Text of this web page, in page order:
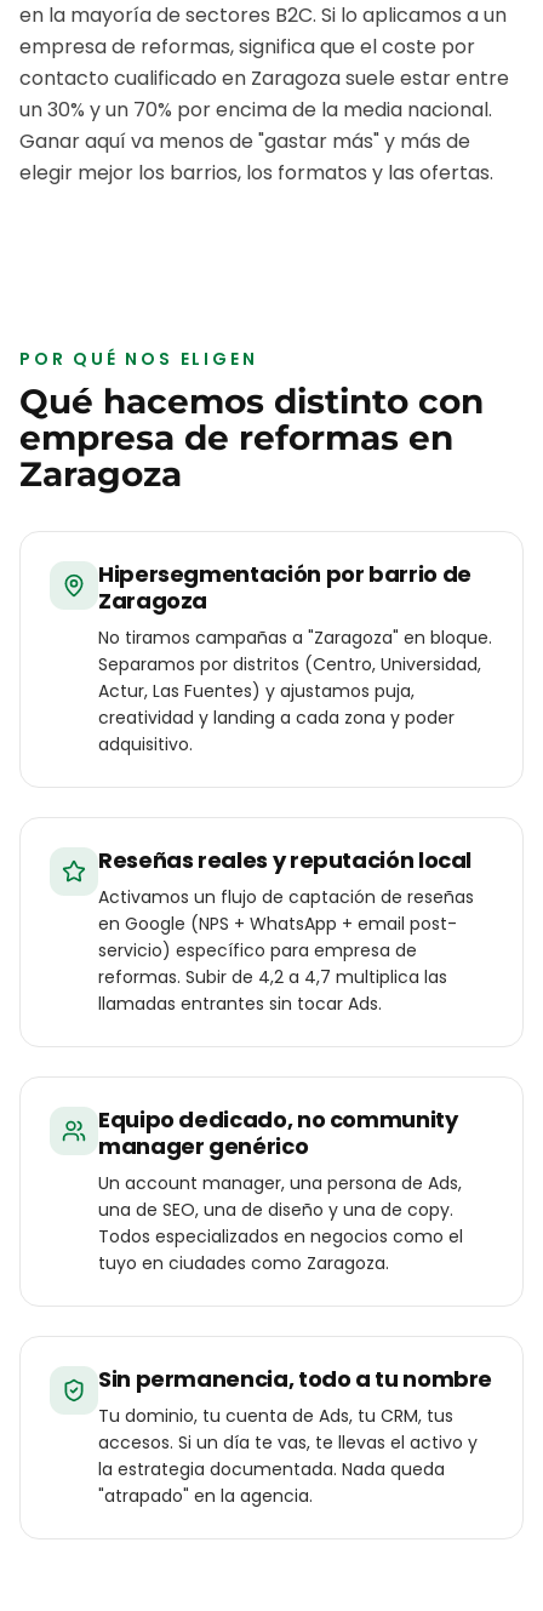
en la mayoría de sectores B2C. Si lo aplicamos a un
empresa de reformas, significa que el coste por
contacto cualificado en Zaragozasuele estar entre
un 30% y un 70% por encima de la media nacional.
Ganar aquí va menos de "gastar más" y más de
elegir mejor los barrios, los formatos y las ofertas.
POR QUÉ NOS ELIGEN
Qué hacemos distinto con
empresa de reformas en
Zaragoza
Hipersegmentación por barrio de
Zaragoza
No tiramos campañas a "Zaragoza" en bloque.
Separamos por distritos (Centro, Universidad,
Actur, Las Fuentes) y ajustamos puja,
creatividad y landing a cada zona y poder
adquisitivo.
Reseñas reales y reputación local
Activamos un flujo de captación de reseñas
en Google (NPS + WhatsApp + email post-
servicio) específico para empresa de
reformas. Subir de 4,2 a 4,7 multiplica las
llamadas entrantes sin tocar Ads.
Equipo dedicado, no community
manager genérico
Un account manager, una persona de Ads,
una de SEO, una de diseño y una de copy.
Todos especializados en negocios como el
tuyo en ciudades como Zaragoza.
Sin permanencia, todo a tu nombre
Tu dominio, tu cuenta de Ads, tu CRM, tus
accesos. Si un día te vas, te llevas el activo y
la estrategia documentada. Nada queda
"atrapado" en la agencia.